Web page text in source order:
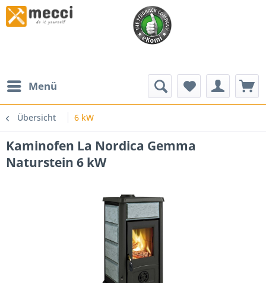
Menü
Übersicht 6 kW
Kaminofen La Nordica Gemma
Naturstein 6 kW